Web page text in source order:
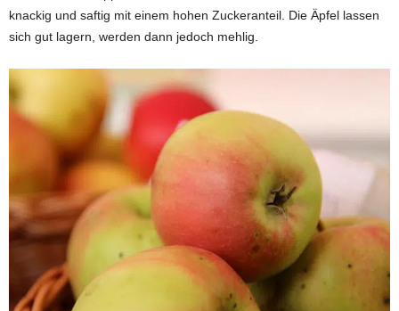
knackig und saftig mit einem hohen Zuckeranteil. Die Äpfel lassen
sich gut lagern, werden dann jedoch mehlig.